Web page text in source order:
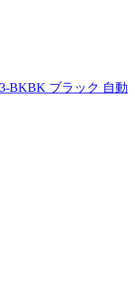
BKBK ブラック 自動